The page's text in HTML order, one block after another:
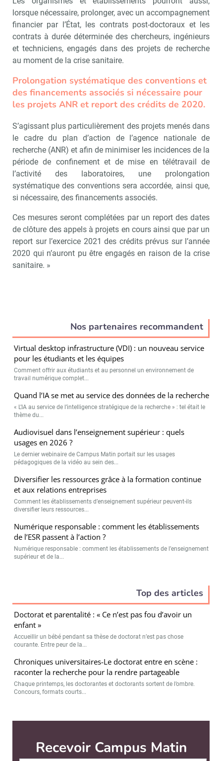
lorsque nécessaire, prolonger, avec un accompagnement
financier par l’État, les contrats post-doctoraux et les
contrats à durée déterminée des chercheurs, ingénieurs
et techniciens, engagés dans des projets de recherche
au moment de la crise sanitaire.
Prolongation systématique des conventions et
des financements associés si nécessaire pour
les projets ANR et report des crédits de 2020.
S’agissant plus particulièrement des projets menés dans
le cadre du plan d’action de l’agence nationale de
recherche (ANR) et afin de minimiser les incidences de la
période de confinement et de mise en télétravail de
l’activité des laboratoires, une prolongation
systématique des conventions sera accordée, ainsi que,
si nécessaire, des financements associés.
Ces mesures seront complétées par un report des dates
de clôture des appels à projets en cours ainsi que par un
report sur l’exercice 2021 des crédits prévus sur l’année
2020 qui n’auront pu être engagés en raison de la crise
sanitaire. »
Nos partenaires recommandent
Virtual desktop infrastructure (VDI) : un nouveau service
pour les étudiants et les équipes
Comment offrir aux étudiants et au personnel un environnement de
travail numérique complet...
Quand l’IA se met au service des données de la recherche
« L’IA au service de l’intelligence stratégique de la recherche » : tel était le
thème du...
Audiovisuel dans l’enseignement supérieur : quels
usages en 2026 ?
Le dernier webinaire de Campus Matin portait sur les usages
pédagogiques de la vidéo au sein des...
Diversifier les ressources grâce à la formation continue
et aux relations entreprises
Comment les établissements d’enseignement supérieur peuvent-ils
diversifier leurs ressources...
Numérique responsable : comment les établissements
de l’ESR passent à l’action ?
Numérique responsable : comment les établissements de l’enseignement
supérieur et de la...
Top des articles
Doctorat et parentalité : « Ce n’est pas fou d’avoir un
enfant »
Accueillir un bébé pendant sa thèse de doctorat n’est pas chose
courante. Entre peur de la...
Chroniques universitaires-Le doctorat entre en scène :
raconter la recherche pour la rendre partageable
Chaque printemps, les doctorantes et doctorants sortent de l’ombre.
Concours, formats courts...
Recevoir Campus Matin